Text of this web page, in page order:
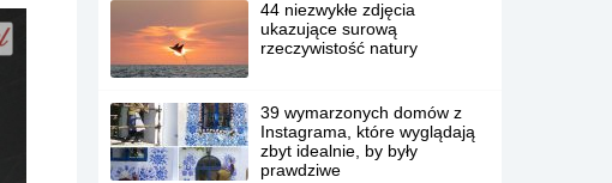
44 niezwykłe zdjęcia
ukazujące surową
rzeczywistość natury
39 wymarzonych domów z
Instagrama, które wyglądają
zbyt idealnie, by były
prawdziwe